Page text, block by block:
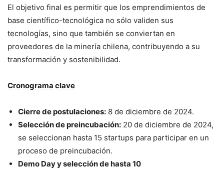
El objetivo final es permitir que los emprendimientos de
base científico-tecnológica no sólo validen sus
tecnologías, sino que también se conviertan en
proveedores de la minería chilena, contribuyendo a su
transformación y sostenibilidad.
Cronograma clave
Cierre de postulaciones: 8 de diciembre de 2024.
Selección de preincubación: 20 de diciembre de 2024,
se seleccionan hasta 15 startups para participar en un
proceso de preincubación.
Demo Day y selección de hasta 10